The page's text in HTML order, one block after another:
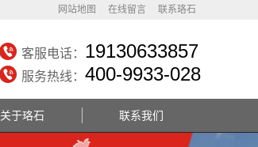
网站地图 在线留言 联系珞石
客服电话： 19130633857
服务热线： 400-9933-028
关于珞石 联系我们